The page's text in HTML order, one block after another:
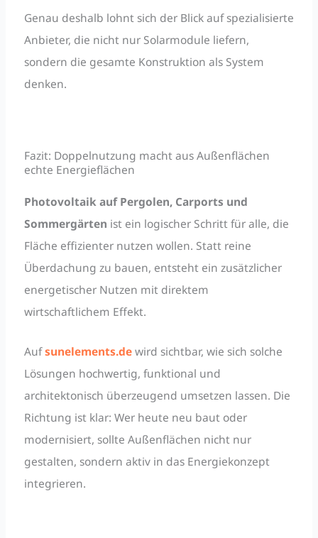
Genau deshalb lohnt sich der Blick auf spezialisierte
Anbieter, die nicht nur Solarmodule liefern,
sondern die gesamte Konstruktion als System
denken.
Fazit: Doppelnutzung macht aus Außenflächen
echte Energieflächen
Photovoltaik auf Pergolen, Carports und
Sommergärten ist ein logischer Schritt für alle, die
Fläche effizienter nutzen wollen. Statt reine
Überdachung zu bauen, entsteht ein zusätzlicher
energetischer Nutzen mit direktem
wirtschaftlichem Effekt.
Aufsunelements.dewird sichtbar, wie sich solche
Lösungen hochwertig, funktional und
architektonisch überzeugend umsetzen lassen. Die
Richtung ist klar: Wer heute neu baut oder
modernisiert, sollte Außenflächen nicht nur
gestalten, sondern aktiv in das Energiekonzept
integrieren.